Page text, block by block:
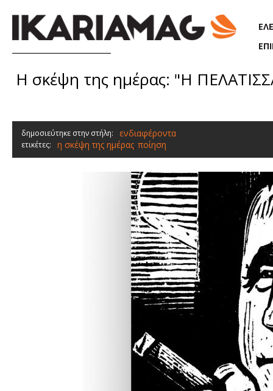
Η σκέψη της ημέρας: "Η
δημοσιεύτηκε στην στήλη: ενδιαφέροντα
ετικέτες: η σκέψη της ημέρας, ποίηση